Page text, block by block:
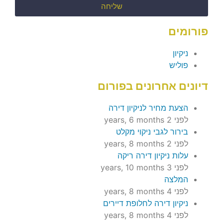
שליחה
פורומים
ניקיון
פוליש
דיונים אחרונים בפורום
הצעת מחיר לניקיון דירה
לפני 2 years, 6 months
בירור לגבי ניקוי מקלט
לפני 2 years, 8 months
עלות ניקיון דירה ריקה
לפני 3 years, 10 months
המלצה
לפני 4 years, 8 months
ניקיון דירה לחלופת דיירים
לפני 4 years, 8 months